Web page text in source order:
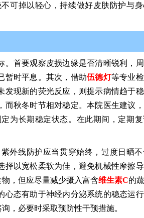
可掉以轻心，持续做好皮肤防护与
首要观察皮损边缘是否清晰锐利，
暂时平息。其次，借助伍德灯等专业
现新的荧光反应，则提示病情趋于
秋冬时节相对稳定。本院医生建议
为长期稳定状态。在此期间，定期
外线防护应当贯穿始终，过度日晒
以宽松柔软为佳，避免机械性摩擦导
，但应尽量减少摄入富含维生素C的
态有助于神经内分泌系统的稳态运
，必要时采取预防性干预措施。